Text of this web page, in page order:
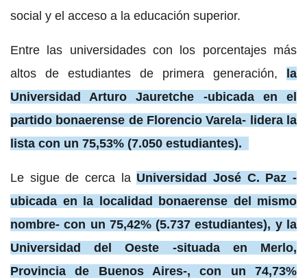
social y el acceso a la educación superior.
Entre las universidades con los porcentajes más
altos de estudiantes de primera generación, la
Universidad Arturo Jauretche -ubicada en el
partido bonaerense de Florencio Varela- lidera la
lista con un 75,53% (7.050 estudiantes).
Le sigue de cerca la Universidad José C. Paz -
ubicada en la localidad bonaerense del mismo
nombre- con un 75,42% (5.737 estudiantes), y la
Universidad del Oeste -situada en Merlo,
Provincia de Buenos Aires-, con un 74,73%